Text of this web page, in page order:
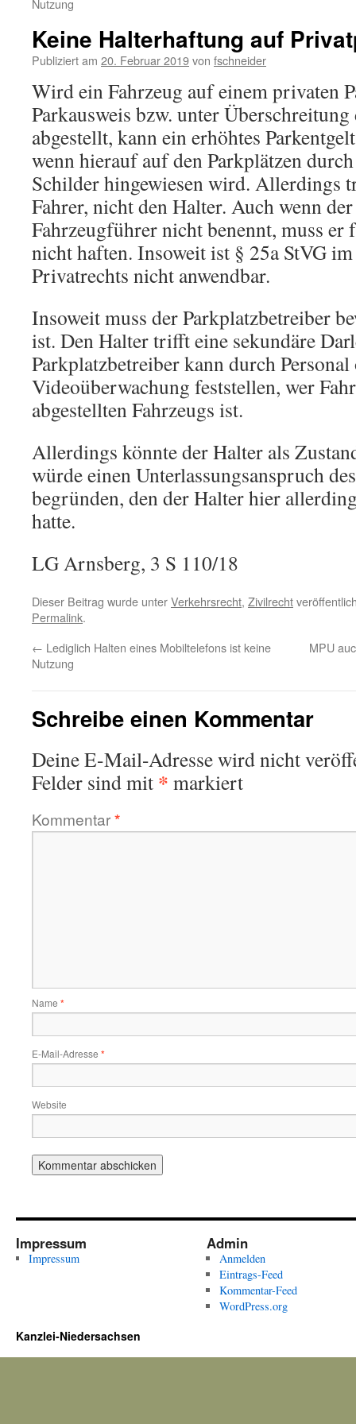
Nutzung
Keine Halterhaftung auf
Publiziert am 20. Februar 2019von fschneider
Wird ein Fahrzeug auf einem privaten
Parkausweis bzw. unter
abgestellt, kann ein erhöhtes
wenn hierauf auf den Parkplätzen
Schilder hingewiesen wird. Allerdings
Fahrer, nicht den Halter. Auch wenn
Fahrzeugführer nicht benennt, muss er
nicht haften. Insoweit ist § 25a StVG
Privatrechts nicht anwendbar.
Insoweit muss der Parkplatzbetreiber
ist. Den Halter trifft eine sekundäre
Parkplatzbetreiber kann durch
Videoüberwachung feststellen, wer
abgestellten Fahrzeugs ist.
Allerdings könnte der Halter als
würde einen Unterlassungsanspruch
begründen, den der Halter hier
hatte.
LG Arnsberg, 3 S 110/18
Dieser Beitrag wurde unterVerkehrsrecht, Zivilrecht
Permalink.
← Lediglich Halten eines Mobiltelefons ist keine
Nutzung
MPU
Schreibe einen Kommentar
Deine E-Mail-Adresse wird nicht
Felder sind mit * markiert
Kommentar*
Name *
E-Mail-Adresse *
Website
Impressum
Impressum
Admin
Anmelden
Eintrags-Feed
Kommentar-Feed
WordPress.org
Kanzlei-Niedersachsen